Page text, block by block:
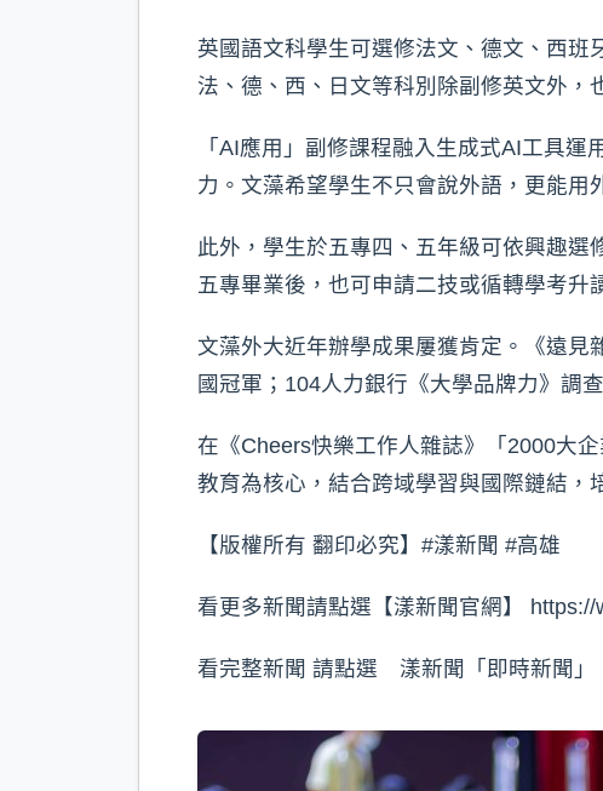
英國語文科學生可選修法文、德文、西班
法、德、西、日文等科別除副修英文外，
「AI應用」副修課程融入生成式AI工具
力。文藻希望學生不只會說外語，更能用
此外，學生於五專四、五年級可依興趣選
五專畢業後，也可申請二技或循轉學考升
文藻外大近年辦學成果屢獲肯定。《遠見
國冠軍；104人力銀行《大學品牌力》調
在《Cheers快樂工作人雜誌》「2000大
教育為核心，結合跨域學習與國際鏈結，
【版權所有 翻印必究】#漾新聞 #高雄
看更多新聞請點選【漾新聞官網】
看完整新聞 請點選 漾新聞「即時新聞